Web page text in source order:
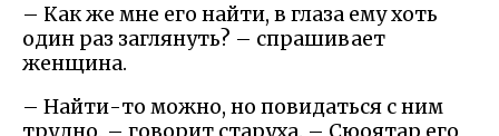
– Как же мне его найти, в глаза ему хоть
один раз заглянуть? – спрашивает
женщина.
– Найти-то можно, но повидаться с ним